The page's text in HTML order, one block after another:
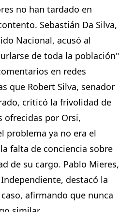
no han tardado en
Sebastián Da Silva,
Nacional, acusó al
de toda la población"
en redes
que Robert Silva, senador
criticó la frivolidad de
ofrecidas por Orsi,
problema ya no era el
falta de conciencia sobre
de su cargo. Pablo Mieres,
destacó la
afirmando que nunca